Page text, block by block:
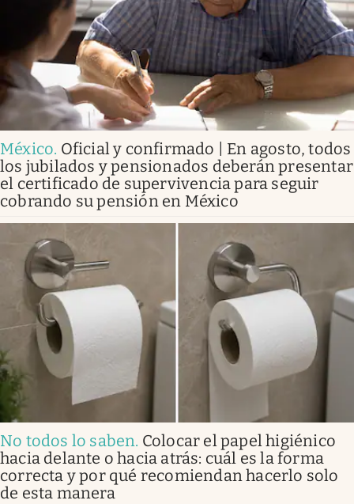
México. Oficial y confirmado | En agosto, todos
los jubilados y pensionados deberán presentar
el certificado de supervivencia para seguir
cobrando su pensión en México
No todos lo saben. Colocar el papel higiénico
hacia delante o hacia atrás: cuál es la forma
correcta y por qué recomiendan hacerlo solo
de esta manera